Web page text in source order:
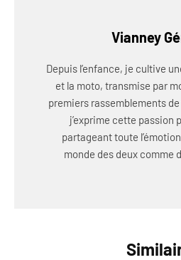
Vianney
Depuis l’enfance, je cultive
et la moto, transmise par
premiers rassemblements
j’exprime cette passion
partageant toute
monde des deux comme